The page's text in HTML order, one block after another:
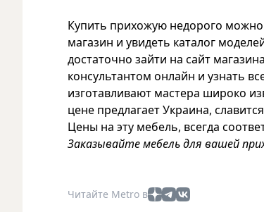
Купить прихожую недорого можно
магазин и увидеть каталог
достаточно зайти на сайт
консультантом онлайн и узнать
изготавливают мастера широко
цене предлагает Украина,
Цены на эту мебель, всегда
Заказывайте мебель для вашей
Читайте Metro в